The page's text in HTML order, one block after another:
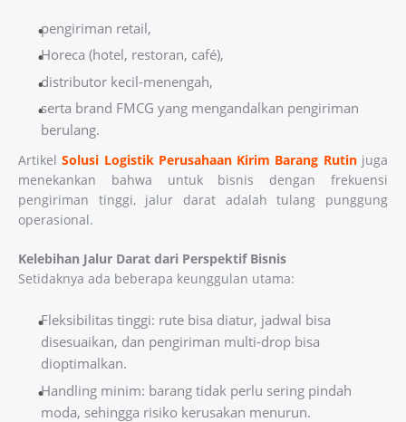
pengiriman retail,
Horeca (hotel, restoran, café),
distributor kecil-menengah,
serta brand FMCG yang mengandalkan pengiriman
berulang.
ArtikelSolusi Logistik Perusahaan Kirim Barang Rutinjuga
menekankan bahwa untuk bisnis dengan frekuensi
pengiriman tinggi, jalur darat adalah tulang punggung
operasional.
Kelebihan Jalur Darat dari Perspektif Bisnis
Setidaknya ada beberapa keunggulan utama:
Fleksibilitas tinggi: rute bisa diatur, jadwal bisa
disesuaikan, dan pengiriman multi-drop bisa
dioptimalkan.
Handling minim: barang tidak perlu sering pindah
moda, sehingga risiko kerusakan menurun.